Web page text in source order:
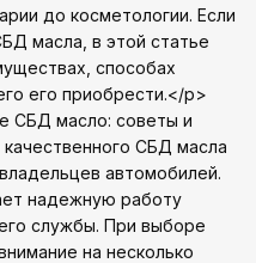
до косметологии. Если
масла, в этой статье
способах
его приобрести.</p>
СБД масло: советы и
СБД масла
автомобилей.
надежную работу
службы. При выборе
на несколько